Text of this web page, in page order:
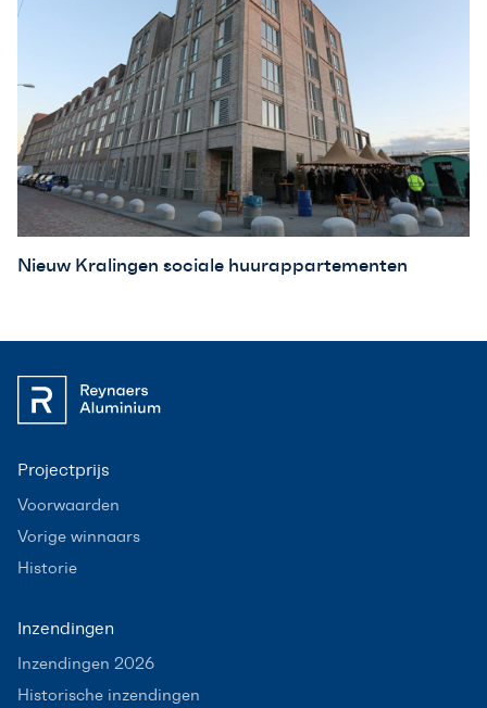
Nieuw Kralingen sociale huurappartementen
Projectprijs
Voorwaarden
Vorige winnaars
Historie
Inzendingen
Inzendingen 2026
Historische inzendingen